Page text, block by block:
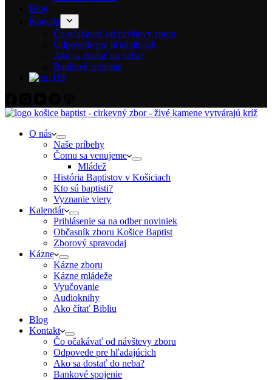
Blog
Kontakt
Čo očakávať od návštevy zboru
Odpovede pre hľadajúcich
Ako sa dostať do neba?
Bankové spojenie
O nás
Naše príbehy
Čomu sa venujeme
Mládež
História Baptistov v Košiciach
Kto sú baptisti?
Vyznanie viery
Kalendár
Prihlásenie sa na odber noviniek
Občasník zboru Košice Baptist
Zborový spravodaj
Kázne
Kázne zboru
Kázne mládeže
Vyučovanie
Audioknihy
Ako čítať Bibliu
Blog
Kontakt
Čo očakávať od návštevy zboru
Odpovede pre hľadajúcich
Ako sa dostať do neba?
Bankové spojenie